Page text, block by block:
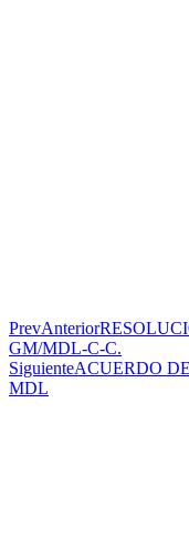
PrevAnterior
GM/MDL-C-C.
SiguienteACUERDO
MDL